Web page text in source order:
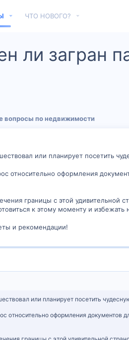
ЧТО НОВОГО?
ли загран
вопросы по недвижимости
или планирует посетить
относительно оформления
границы с этой
к этому моменту и
и рекомендации!
или планирует посетить
относительно оформления документов